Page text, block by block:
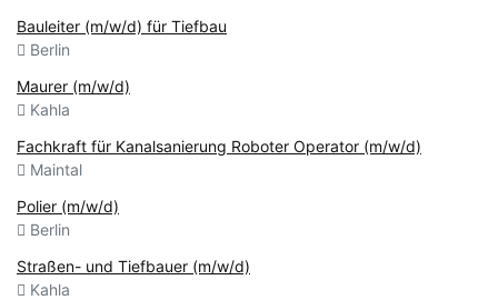
Bauleiter (m/w/d) für Tiefbau
Berlin
Maurer (m/w/d)
Kahla
Fachkraft für Kanalsanierung Roboter Operator (m/w/d)
Maintal
Polier (m/w/d)
Berlin
Straßen- und Tiefbauer (m/w/d)
Kahla